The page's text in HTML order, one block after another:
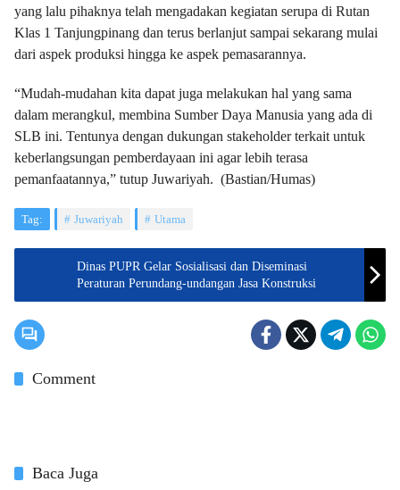
yang lalu pihaknya telah mengadakan kegiatan serupa di Rutan
Klas 1 Tanjungpinang dan terus berlanjut sampai sekarang mulai
dari aspek produksi hingga ke aspek pemasarannya.
“Mudah-mudahan kita dapat juga melakukan hal yang sama
dalam merangkul, membina Sumber Daya Manusia yang ada di
SLB ini. Tentunya dengan dukungan stakeholder terkait untuk
keberlangsungan pemberdayaan ini agar lebih terasa
pemanfaatannya,” tutup Juwariyah. (Bastian/Humas)
Tag: Juwariyah Utama
Dinas PUPR Gelar Sosialisasi dan Diseminasi
Peraturan Perundang-undangan Jasa Konstruksi
Comment
Baca Juga